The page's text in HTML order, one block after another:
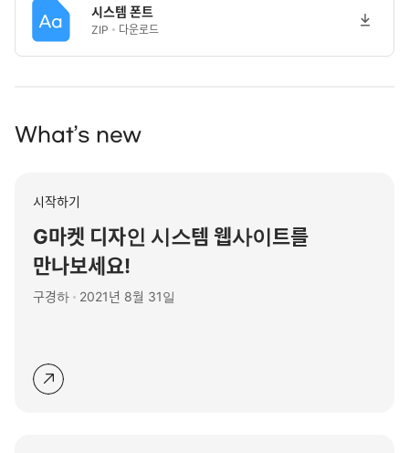
시스템 폰트
ZIP 다운로드
What’s new
시작하기
G마켓 디자인 시스템 웹사이트를
만나보세요!
구경하 2021년 8월 31일
자
세